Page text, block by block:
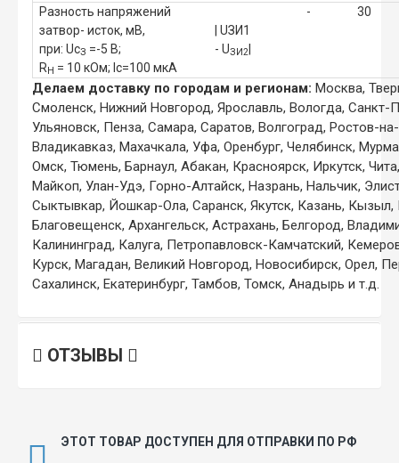
Разность напряжений
затвор- исток, мВ,
при: UcЗ =-5 В;
R Н = 10 кОм; Ic=100 мкА
| UЗИ1
- UЗИ2
- 30
Делаем доставку по городам и регионам: Москва,
Смоленск, Нижний Новгород, Ярославль, Вологда, Санкт-
Ульяновск, Пенза, Самара, Саратов, Волгоград, Ростов-
Владикавказ, Махачкала, Уфа, Оренбург, Челябинск,
Омск, Тюмень, Барнаул, Абакан, Красноярск, Иркутск,
Майкоп, Улан-Удэ, Горно-Алтайск, Назрань, Нальчик,
Сыктывкар, Йошкар-Ола, Саранск, Якутск, Казань,
Благовещенск, Архангельск, Астрахань, Белгород,
Калининград, Калуга, Петропавловск-Камчатский,
Курск, Магадан, Великий Новгород, Новосибирск, Орел,
Сахалинск, Екатеринбург, Тамбов, Томск, Анадырь и т.д.
ОТЗЫВЫ
ЭТОТ ТОВАР ДОСТУПЕН ДЛЯ ОТПРАВКИ ПО РФ